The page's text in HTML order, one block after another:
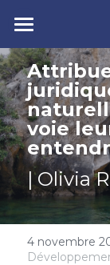
| Accueil
| Nos
• Nos
• Nos
• Nos
• Y7
| Nos
| Polycrise
• Crise
| À propos
• Notre
voie
| Olivia
4 novembre